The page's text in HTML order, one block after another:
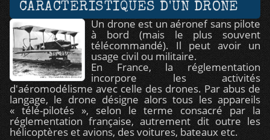
CARACTÉRISTIQUES D'UN DRONE
Un drone est un aéronef sans pilote
à bord (mais le plus souvent
télécommandé). Il peut avoir un
usage civil ou militaire.
En France, la réglementation
incorpore les activités
d'aéromodélisme avec celle des drones. Par abus de
langage, le drone désigne alors tous les appareils
« télé-pilotés », selon le terme consacré par la
réglementation française, autrement dit outre les
hélicoptères et avions, des voitures, bateaux etc.